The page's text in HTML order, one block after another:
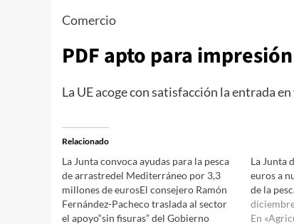
Comercio
PDF apto para impresión
La UE acoge con satisfacción la entrada
Relacionado
La Junta convoca ayudas para la pesca
de arrastredel Mediterráneo por 3,3
millones de eurosEl consejero Ramón
Fernández-Pacheco traslada al sector
el apoyo“sin fisuras” del Gobierno
La Junta
euros a
de la
En